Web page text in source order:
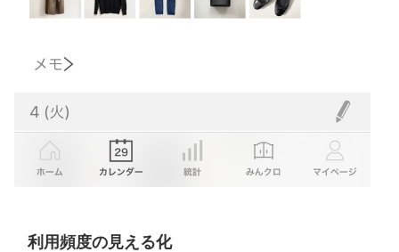
利用頻度の見える化